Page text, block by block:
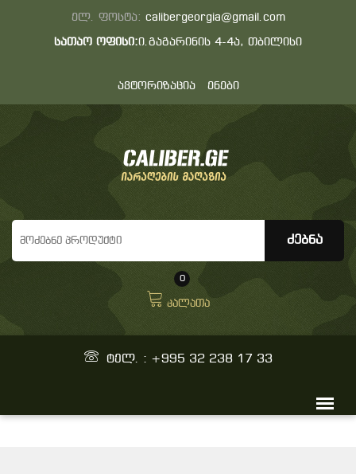
ელ. ფოსტა: calibergeorgia@gmail.com
სათაო ოფისი:ი.გაგარინის 4-4ა, თბილისი
ავტორიზაცია ენები
0
კალათა
ტელ. : +995 32 238 17 33